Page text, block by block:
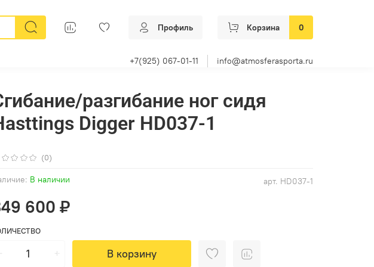
Профиль Корзина 0
+7(925) 067-01-11 info@atmosferasporta.ru
(0)
арт. HD037-1
В наличии
разгибание ног сидя
Digger HD037-1
600 ₽
В корзину